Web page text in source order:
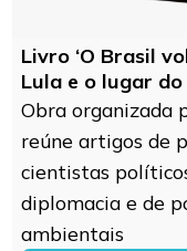
Livro ‘O Brasil
Lula e o lugar
Obra organizada
reúne artigos de
cientistas
diplomacia e de
ambientais